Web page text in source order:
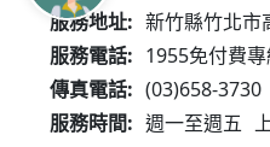
服務地址: 新竹縣竹北市
服務電話: 1955免付費
傳真電話: (03)658-3730
服務時間: 週一至週五